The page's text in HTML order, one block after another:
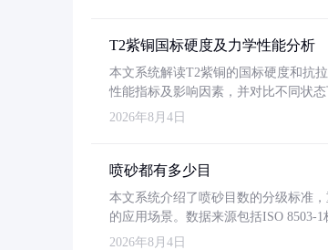
T2紫铜国标硬度及力学性能分析
本文系统解读T2紫铜的国标硬度和抗
性能指标及影响因素，并对比不同状
2026年8月4日
喷砂都有多少目
本文系统介绍了喷砂目数的分级标准
的应用场景。数据来源包括ISO 8503-
2026年8月4日